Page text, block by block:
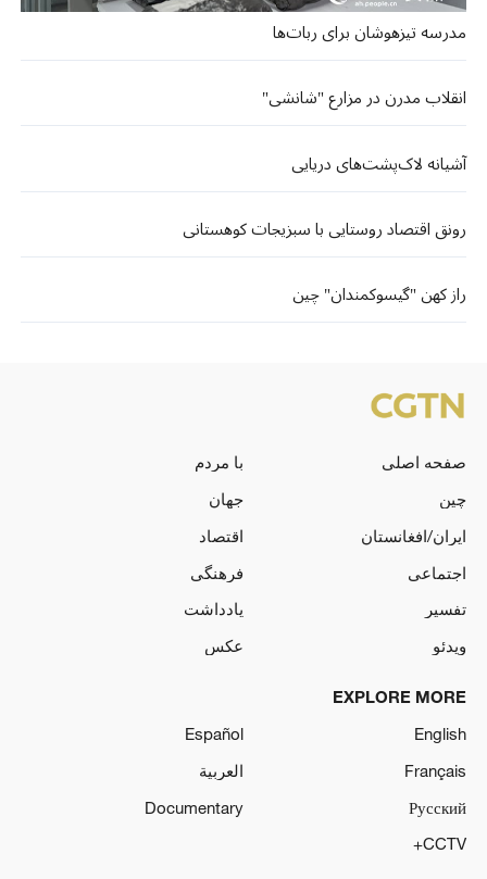
مدرسه تیزهوشان برای ربات‌ها
انقلاب مدرن در مزارع "شانشی"
آشیانه لاک‌پشت‌های دریایی
رونق اقتصاد روستایی با سبزیجات کوهستانی
راز کهن "گیسوکمندان" چین
صفحه اصلی
با مردم
چین
جهان
ایران/افغانستان
اقتصاد
اجتماعی
فرهنگی
تفسیر
یادداشت
ویدئو
عکس
EXPLORE MORE
English
Español
Français
العربية
Русский
Documentary
CCTV+